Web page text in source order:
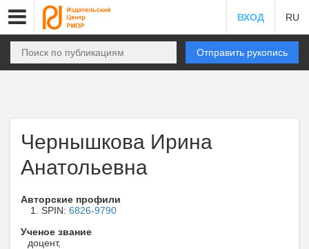
ВХОД RU
Отправить рукопись
Чернышкова Ирина
Анатольевна
Авторские профили
SPIN: 6826-9790
Ученое звание
доцент,